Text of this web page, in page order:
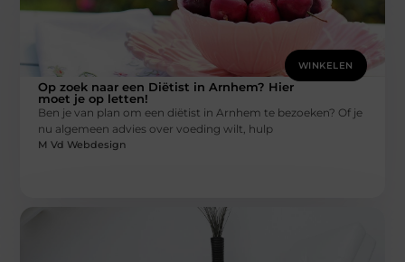
WINKELEN
Op zoek naar een Diëtist in Arnhem? Hier
moet je op letten!
Ben je van plan om een diëtist in Arnhem te bezoeken? Of je
nu algemeen advies over voeding wilt, hulp
M Vd Webdesign